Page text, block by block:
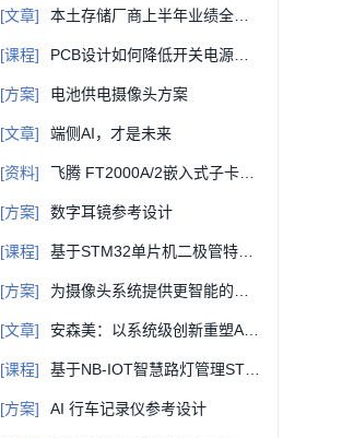
[文章] 本土存储厂商上半年业绩全梳理
[课程] PCB设计如何降低开关电源干扰
[方案] 电池供电摄像头方案
[文章] 端侧AI，才是未来
[资料] 飞腾 FT2000A/2嵌入式子卡硬件手册 多实时系统选型参考
[方案] 数字耳镜参考设计
[课程] 基于STM32单片机二极管特性测量曲线显示设计软硬件设计原理讲解（附件含资料）
[方案] 为摄像头系统提供更智能的视觉和更敏锐的洞察力
[文章] 安森美：以系统级创新重塑AI供电与汽车架构
[课程] 基于NB-IOT智慧路灯管理STM32控制系统设计&原理讲解（附件含资料）
[方案] AI 行车记录仪参考设计